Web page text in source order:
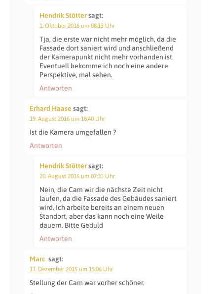
Hendrik Stöttersagt:
1. Oktober 2016 um 08:13 Uhr
Tja, die erste war nicht mehr möglich, da die
Fassade dort saniert wird und anschließend
der Kamerapunkt nicht mehr vorhanden ist.
Eventuell bekomme ich noch eine andere
Perspektive, mal sehen.
Antworten
Erhard Haase sagt:
19. August 2016 um 18:40 Uhr
Ist die Kamera umgefallen ?
Antworten
Hendrik Stöttersagt:
20. August 2016 um 07:33 Uhr
Nein, die Cam wir die nächste Zeit nicht
laufen, da die Fassade des Gebäudes saniert
wird. Ich arbeite bereits an einem neuen
Standort, aber das kann noch eine Weile
dauern. Bitte Geduld
Antworten
Marc sagt:
11. Dezember 2015 um 15:06 Uhr
Stellung der Cam war vorher schöner.